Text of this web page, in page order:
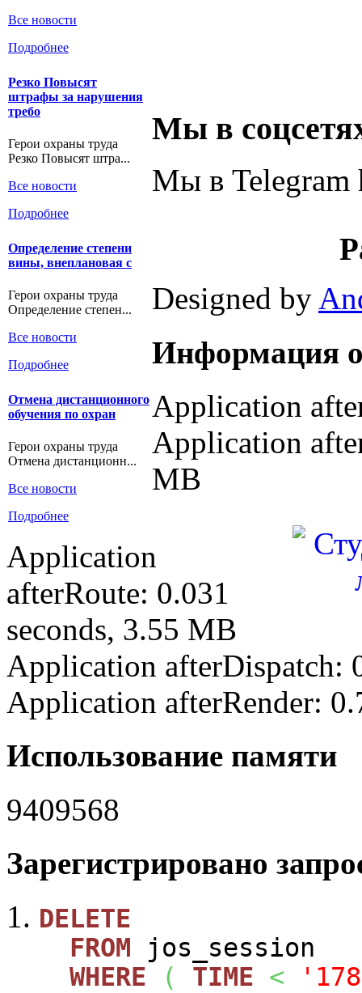
Все новости
Подробнее
Резко Повысят
штрафы за нарушения
требо
Герои охраны труда
Резко Повысят штра...
Все новости
Подробнее
Определение степени
вины, внеплановая с
Герои охраны труда
Определение степен...
Все новости
Подробнее
Отмена дистанционного
обучения по охран
Герои охраны труда
Отмена дистанционн...
Все новости
Подробнее
Мы в
Мы в Telegram
Designed by
Информация
Application
Application
MB
Application
afterRoute: 0.031
seconds, 3.55 MB
Application afterDispatch:
Application afterRender:
Использование памяти
9409568
Зарегистрировано
DELETE
FROM jos_session
WHERE
( TIME <